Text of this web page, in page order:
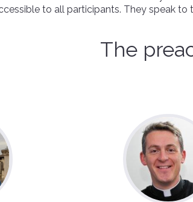
to all participants. They speak to
The